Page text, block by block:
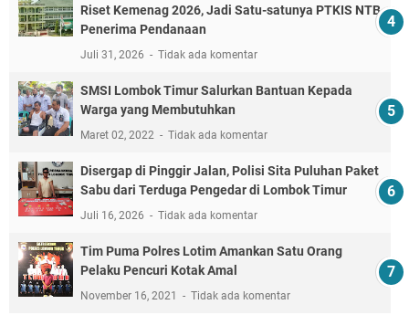
Riset Kemenag 2026, Jadi Satu-satunya PTKIS NTB
Penerima Pendanaan
Juli 31, 2026 Tidak ada komentar
SMSI Lombok Timur Salurkan Bantuan Kepada
Warga yang Membutuhkan
Maret 02, 2022 Tidak ada komentar
Disergap di Pinggir Jalan, Polisi Sita Puluhan Paket
Sabu dari Terduga Pengedar di Lombok Timur
Juli 16, 2026 Tidak ada komentar
Tim Puma Polres Lotim Amankan Satu Orang
Pelaku Pencuri Kotak Amal
November 16, 2021 Tidak ada komentar